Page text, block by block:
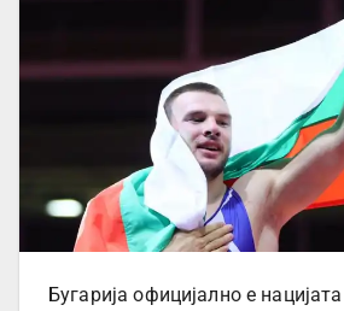
Бугарија официјално е